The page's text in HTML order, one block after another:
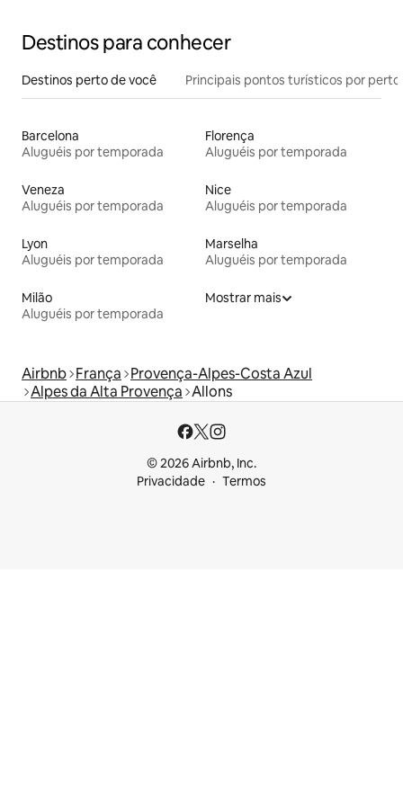
Destinos para conhecer
Destinos perto de você Principais pontos turísticos por perto
Barcelona
Aluguéis por temporada
Florença
Aluguéis por temporada
Veneza
Aluguéis por temporada
Nice
Aluguéis por temporada
Lyon
Aluguéis por temporada
Marselha
Aluguéis por temporada
Milão
Aluguéis por temporada
Mostrar mais
Airbnb França Provença-Alpes-Costa Azul
Alpes da Alta Provença Allons
© 2026 Airbnb, Inc.
Privacidade
Termos